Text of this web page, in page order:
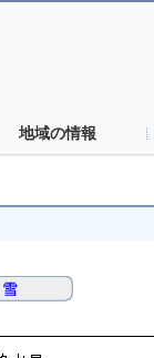
地域の情報